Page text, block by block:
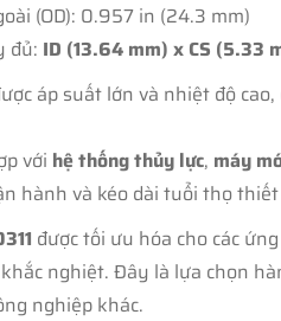
(OD): 0.957 in (24.3 mm)
đủ: ID (13.64 mm) x CS (5.33
áp suất lớn và nhiệt độ
với hệ thống thủy lực, máy
hành và kéo dài tuổi thọ
được tối ưu hóa cho các
nghiệt. Đây là lựa chọn
nghiệp khác.